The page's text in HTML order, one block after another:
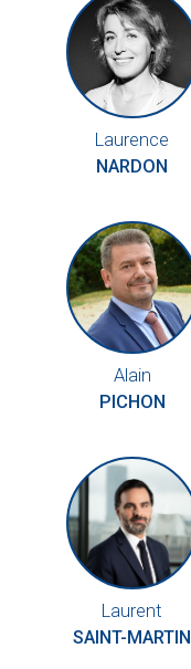
Laurence
NARDON
Alain
PICHON
Laurent
SAINT-MARTIN